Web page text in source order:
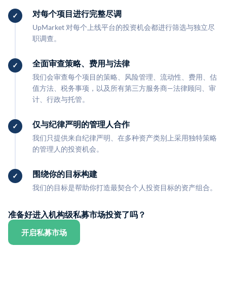
对每个项目进行完整尽调
UpMarket 对每个上线平台的投资机会都进行筛选与独立尽
职调查。
全面审查策略、费用与法律
我们会审查每个项目的策略、风险管理、流动性、费用、估
值方法、税务事项，以及所有第三方服务商—法律顾问、审
计、行政与托管。
仅与纪律严明的管理人合作
我们只提供来自纪律严明、在多种资产类别上采用独特策略
的管理人的投资机会。
围绕你的目标构建
我们的目标是帮助你打造最契合个人投资目标的资产组合。
准备好进入机构级私募市场投资了吗？
开启私募市场